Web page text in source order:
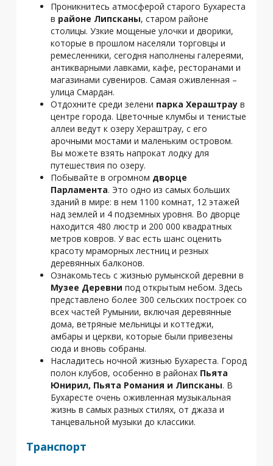
Проникнитесь атмосферой старого Бухареста
в районе Липсканы, старом районе
столицы. Узкие мощеные улочки и дворики,
которые в прошлом населяли торговцы и
ремесленники, сегодня наполнены галереями,
антикварными лавками, кафе, ресторанами и
магазинами сувениров. Самая оживленная –
улица Смардан.
Отдохните среди зелени парка Хераштраув
центре города. Цветочные клумбы и тенистые
аллеи ведут к озеру Хераштрау, с его
арочными мостами и маленьким островом.
Вы можете взять напрокат лодку для
путешествия по озеру.
Побывайте в огромном дворце
Парламента. Это одно из самых больших
зданий в мире: в нем 1100 комнат, 12 этажей
над землей и 4 подземных уровня. Во дворце
находится 480 люстр и 200 000 квадратных
метров ковров. У вас есть шанс оценить
красоту мраморных лестниц и резных
деревянных балконов.
Ознакомьтесь с жизнью румынской деревни в
Музее Деревни под открытым небом. Здесь
представлено более 300 сельских построек со
всех частей Румынии, включая деревянные
дома, ветряные мельницы и коттеджи,
амбары и церкви, которые были привезены
сюда и вновь собраны.
Насладитесь ночной жизнью Бухареста. Город
полон клубов, особенно в районах Пьята
Юнирил, Пьята Романия и Липсканы. В
Бухаресте очень оживленная музыкальная
жизнь в самых разных стилях, от джаза и
танцевальной музыки до классики.
Транспорт